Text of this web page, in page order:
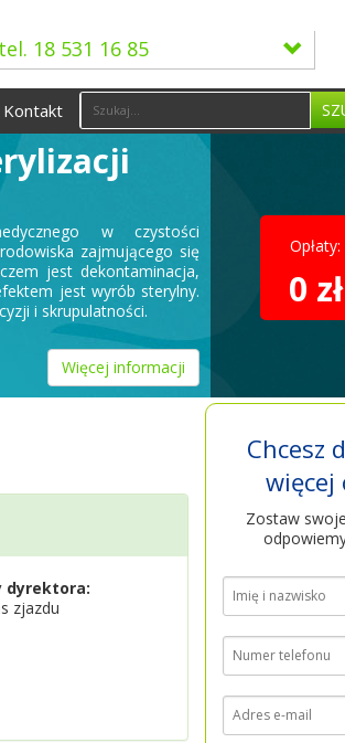
18 531 16 85
Kontakt
w czystości
zajmującego się
jest dekontaminacja,
jest wyrób sterylny.
i skrupulatności.
Więcej informacji
Opłaty:
0 zł
dyrektora:
zjazdu
Chcesz
więcej
Zostaw